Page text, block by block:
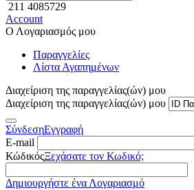
211 4085729
Account
Ο Λογαριασμός μου
Παραγγελίες
Λίστα Αγαπημένων
Διαχείριση της παραγγελίας(ών) μου
Διαχείριση της παραγγελίας(ών) μου
ΣύνδεσηΕγγραφή
E-mail
ΚώδικόςΞεχάσατε τον Κωδικό;
Δημιουργήστε ένα Λογαριασμό